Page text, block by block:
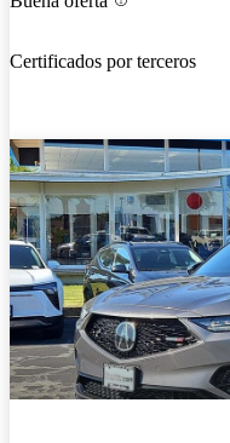
Certificados por terceros